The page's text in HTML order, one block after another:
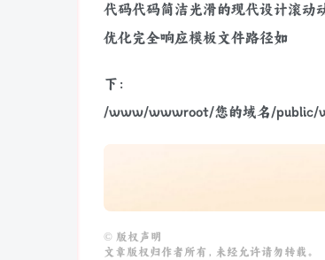
代码代码简洁光滑的现代设计滚动
优化完全响应模板文件路径如
下：
/www/wwwroot/您的域名/public/
© 版权声明
文章版权归作者所有，未经允许请勿转载。